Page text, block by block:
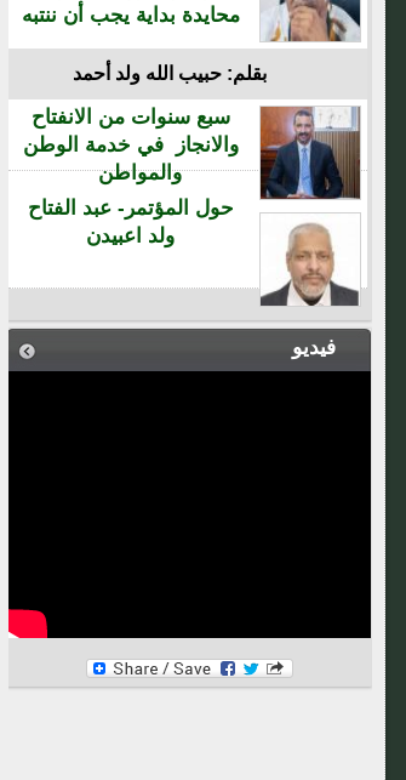
محايدة بداية يجب أن ننتبه
بقلم: حبيب الله ولد أحمد
سبع سنوات من الانفتاح
والانجاز في خدمة الوطن
والمواطن
حول المؤتمر- عبد الفتاح
ولد اعبيدن
فيديو